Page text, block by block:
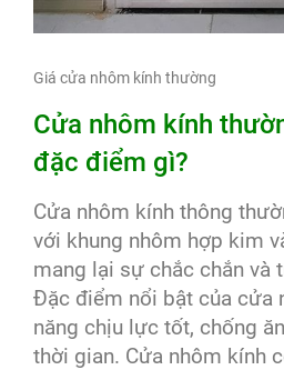
Giá cửa nhôm kính thường
Cửa nhôm kính
đặc điểm gì?
Cửa nhôm kính thông
với khung nhôm hợp kim
mang lại sự chắc chắn và
Đặc điểm nổi bật của cửa
năng chịu lực tốt, chống
thời gian. Cửa nhôm kính